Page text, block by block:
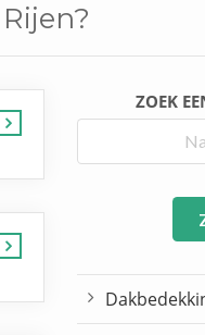
ZOEK